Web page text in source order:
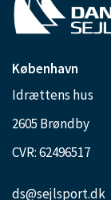
København
Idrættens hus
2605 Brøndby
CVR: 62496517
ds@sejlsport.dk